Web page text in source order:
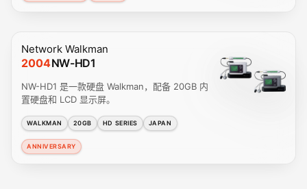
Network Walkman
2004NW-HD1
NW-HD1 是一款硬盘 Walkman，配备 20GB 内
置硬盘和 LCD 显示屏。
WALKMAN 20GB HD SERIES JAPAN
ANNIVERSARY